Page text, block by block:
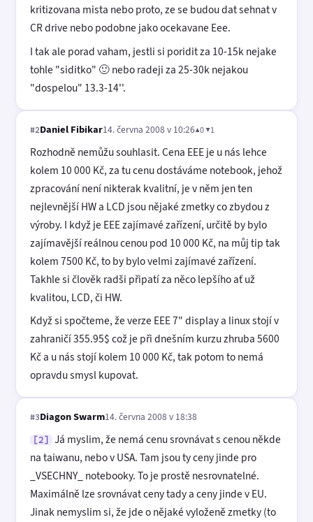
kritizovana mista nebo proto, ze se budou dat sehnat v
CR drive nebo podobne jako ocekavane Eee.
I tak ale porad vaham, jestli si poridit za 10-15k nejake
tohle "siditko" 🙂 nebo radeji za 25-30k nejakou
"dospelou" 13.3-14''.
#2Daniel Fibikar14. června 2008 v 10:26▲0 ▼1
Rozhodně nemůžu souhlasit. Cena EEE je u nás lehce
kolem 10 000 Kč, za tu cenu dostáváme notebook, jehož
zpracování není nikterak kvalitní, je v něm jen ten
nejlevnější HW a LCD jsou nějaké zmetky co zbydou z
výroby. I když je EEE zajímavé zařízení, určitě by bylo
zajímavější reálnou cenou pod 10 000 Kč, na můj tip tak
kolem 7500 Kč, to by bylo velmi zajímavé zařízení.
Takhle si člověk radši připatí za něco lepšího ať už
kvalitou, LCD, či HW.
Když si spočteme, že verze EEE 7" display a linux stojí v
zahraničí 355.95$ což je při dnešním kurzu zhruba 5600
Kč a u nás stojí kolem 10 000 Kč, tak potom to nemá
opravdu smysl kupovat.
#3Diagon Swarm14. června 2008 v 18:38
[2]
Já myslim, že nemá cenu srovnávat s cenou někde
na taiwanu, nebo v USA. Tam jsou ty ceny jinde pro
_VSECHNY_ notebooky. To je prostě nesrovnatelné.
Maximálně lze srovnávat ceny tady a ceny jinde v EU.
Jinak nemyslim si, že jde o nějaké vyloženě zmetky (to